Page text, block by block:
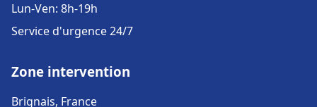
Lun-Ven: 8h-19h
Service d'urgence 24/7
Zone intervention
Brignais, France